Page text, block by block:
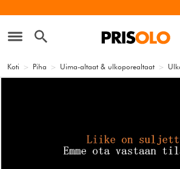
Koti > Piha > Uima-altaat & ulkoporealtaat >